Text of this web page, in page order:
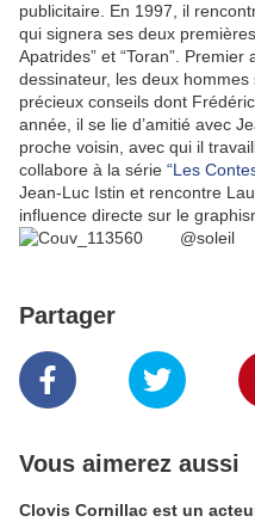
publicitaire. En 1997, il
qui signera ses deux
Apatrides” et “Toran”.
dessinateur, les deux
précieux conseils dont
année, il se lie d’amitié avec
proche voisin, avec qui il
collabore à la série “Les
Jean-Luc Istin et rencontre
influence directe sur le
@soleil
Partager
Vous aimerez aussi
Clovis Cornillac est un